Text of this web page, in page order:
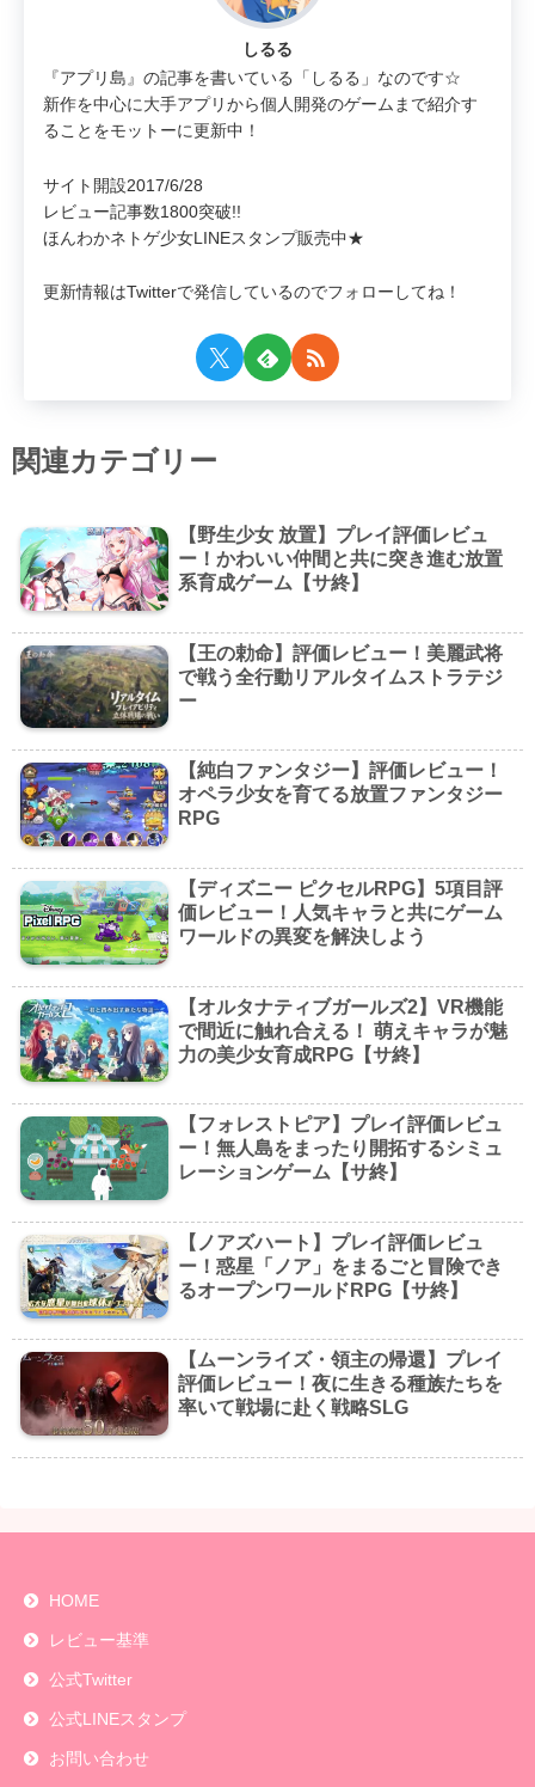
しるる
『アプリ島』の記事を書いている「しるる」なのです☆
新作を中心に大手アプリから個人開発のゲームまで紹介す
ることをモットーに更新中！
サイト開設2017/6/28
レビュー記事数1800突破!!
ほんわかネトゲ少女LINEスタンプ販売中★
更新情報はTwitterで発信しているのでフォローしてね！
関連カテゴリー
【野生少女 放置】プレイ評価レビュ
ー！かわいい仲間と共に突き進む放置
系育成ゲーム【サ終】
【王の勅命】評価レビュー！美麗武将
で戦う全行動リアルタイムストラテジ
ー
【純白ファンタジー】評価レビュー！
オペラ少女を育てる放置ファンタジー
RPG
【ディズニー ピクセルRPG】5項目評
価レビュー！人気キャラと共にゲーム
ワールドの異変を解決しよう
【オルタナティブガールズ2】VR機能
で間近に触れ合える！ 萌えキャラが魅
力の美少女育成RPG【サ終】
【フォレストピア】プレイ評価レビュ
ー！無人島をまったり開拓するシミュ
レーションゲーム【サ終】
【ノアズハート】プレイ評価レビュ
ー！惑星「ノア」をまるごと冒険でき
るオープンワールドRPG【サ終】
【ムーンライズ・領主の帰還】プレイ
評価レビュー！夜に生きる種族たちを
率いて戦場に赴く戦略SLG
HOME
レビュー基準
公式Twitter
公式LINEスタンプ
お問い合わせ